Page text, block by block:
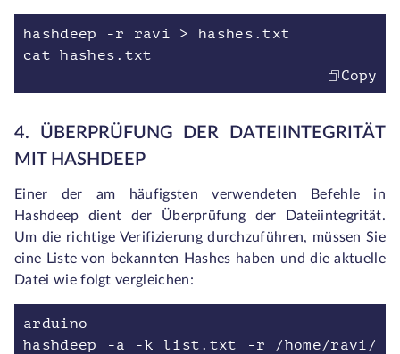
hashdeep -r ravi > hashes.txt
cat hashes.txt
Copy
4. ÜBERPRÜFUNG DER DATEIINTEGRITÄT
MIT HASHDEEP
Einer der am häufigsten verwendeten Befehle in
Hashdeep dient der Überprüfung der Dateiintegrität.
Um die richtige Verifizierung durchzuführen, müssen Sie
eine Liste von bekannten Hashes haben und die aktuelle
Datei wie folgt vergleichen:
arduino
hashdeep -a -k list.txt -r /home/ravi/